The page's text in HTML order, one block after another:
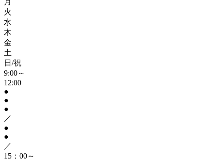
火
水
木
金
土
日/祝
9:00～
12:00
●
●
●
／
●
●
／
15：00～